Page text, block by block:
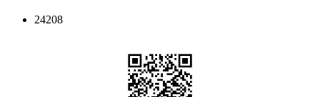
24208